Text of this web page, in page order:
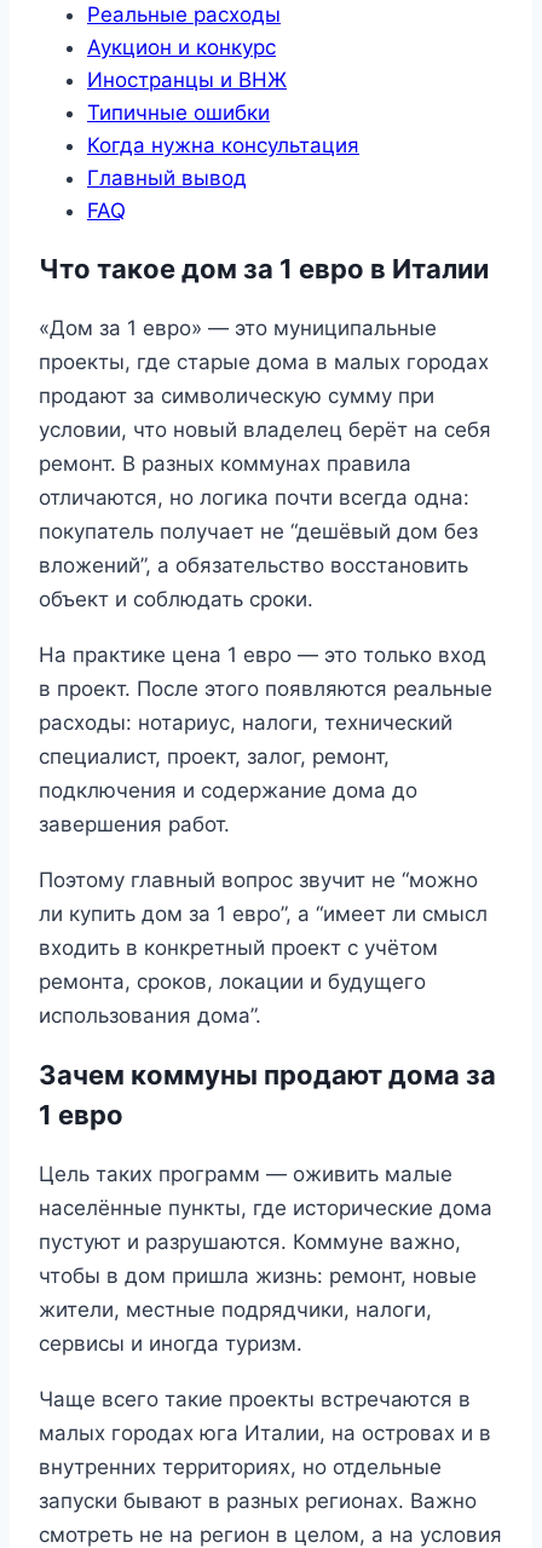
Реальные расходы
Аукцион и конкурс
Иностранцы и ВНЖ
Типичные ошибки
Когда нужна консультация
Главный вывод
FAQ
Что такое дом за 1 евро в Италии
«Дом за 1 евро» — это муниципальные
проекты, где старые дома в малых городах
продают за символическую сумму при
условии, что новый владелец берёт на себя
ремонт. В разных коммунах правила
отличаются, но логика почти всегда одна:
покупатель получает не “дешёвый дом без
вложений”, а обязательство восстановить
объект и соблюдать сроки.
На практике цена 1 евро — это только вход
в проект. После этого появляются реальные
расходы: нотариус, налоги, технический
специалист, проект, залог, ремонт,
подключения и содержание дома до
завершения работ.
Поэтому главный вопрос звучит не “можно
ли купить дом за 1 евро”, а “имеет ли смысл
входить в конкретный проект с учётом
ремонта, сроков, локации и будущего
использования дома”.
Зачем коммуны продают дома за
1 евро
Цель таких программ — оживить малые
населённые пункты, где исторические дома
пустуют и разрушаются. Коммуне важно,
чтобы в дом пришла жизнь: ремонт, новые
жители, местные подрядчики, налоги,
сервисы и иногда туризм.
Чаще всего такие проекты встречаются в
малых городах юга Италии, на островах и в
внутренних территориях, но отдельные
запуски бывают в разных регионах. Важно
смотреть не на регион в целом, а на условия